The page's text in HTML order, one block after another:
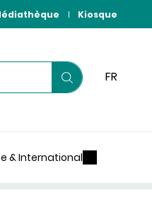
Kiosque
Lancer
FR
& International